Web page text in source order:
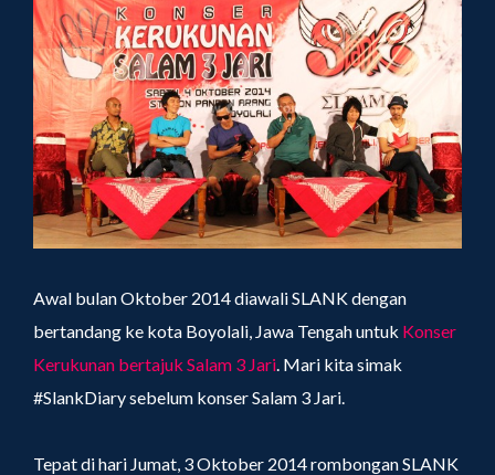
Awal bulan Oktober 2014 diawali SLANK dengan
bertandang ke kota Boyolali, Jawa Tengah untuk Konser
Kerukunan bertajuk Salam 3 Jari . Mari kita simak
#SlankDiary sebelum konser Salam 3 Jari.
Tepat di hari Jumat, 3 Oktober 2014 rombongan SLANK